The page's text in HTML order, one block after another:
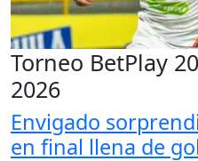
Torneo BetPlay
2026
Envigado
en final llena de